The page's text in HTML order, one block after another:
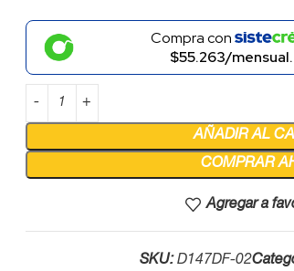
Compra con
$55.263/
AÑADIR AL
COMPRAR
Agregar a
SKU:D147DF-02